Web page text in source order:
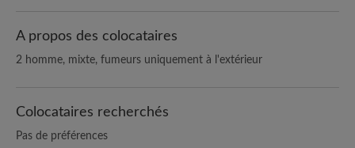
A propos des colocataires
2 homme, mixte, fumeurs uniquement à l'extérieur
Colocataires recherchés
Pas de préférences